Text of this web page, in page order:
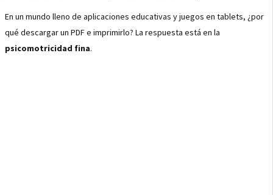
En un mundo lleno de aplicaciones educativas y juegos en tablets, ¿por
qué descargar un PDF e imprimirlo? La respuesta está en la
psicomotricidad fina.